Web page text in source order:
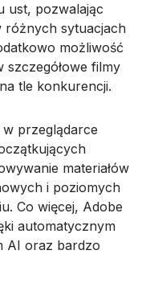
ust, pozwalając
różnych sytuacjach
możliwość
szczegółowe filmy
tle konkurencji.
w przeglądarce
materiałów
i poziomych
Co więcej, Adobe
automatycznym
AI oraz bardzo